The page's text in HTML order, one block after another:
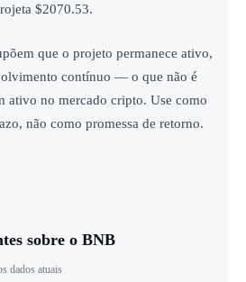
$2070.53.
que o projeto permanece ativo,
contínuo — o que não é
ativo no mercado cripto. Use como
não como promessa de retorno.
sobre o BNB
dados atuais